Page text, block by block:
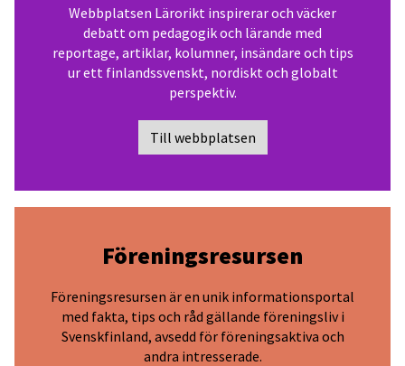
Webbplatsen Lärorikt inspirerar och väcker
debatt om pedagogik och lärande med
reportage, artiklar, kolumner, insändare och tips
ur ett finlandssvenskt, nordiskt och globalt
perspektiv.
Till webbplatsen
Föreningsresursen
Föreningsresursen är en unik informationsportal
med fakta, tips och råd gällande föreningsliv i
Svenskfinland, avsedd för föreningsaktiva och
andra intresserade.